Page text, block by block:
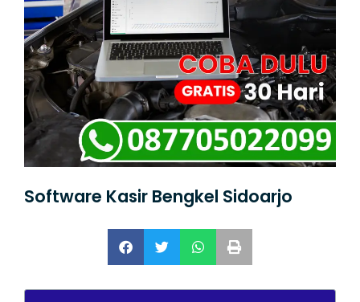
Software Kasir Bengkel Sidoarjo